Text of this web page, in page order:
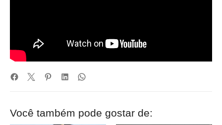
Você também pode gostar de: